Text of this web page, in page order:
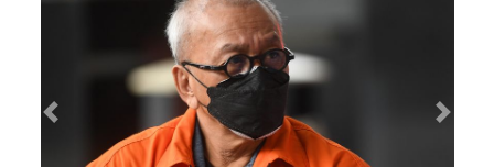
Previous Next